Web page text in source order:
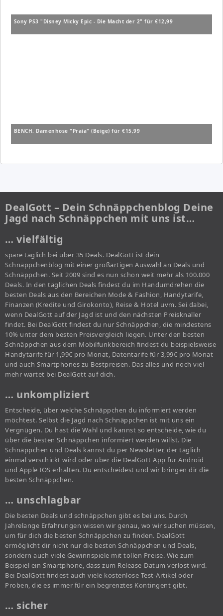
Sony PS3 "Disney Micky Epic - Die Macht der 2" für €12,99
BENCH. Damenhose "Praia" (Beige) für €15,99
DealGott – Dein Schnäppchenblog Deine
Jagd nach Schnäppchen mit uns ist…
… vielfältig
spare täglich bei über 35 Deals. DealGott ist dein
Schnäppchenblog mit einer großartigen Auswahl an Deals und
Schnäppchen. Seit 2009 sind es nun schon weit mehr als 100.000
Deals. In den täglichen Deals findest du im Handumdrehen die
besten Deals aus den Bereichen Mode & Fashion, Handytarife,
Finanzen (Kredite und Girokonto), Reise & Hotel uvm. Sei dabei,
wenn DealGott auf der Jagd ist und den nächsten Preisknaller
findet. Bei DealGott findest du nur Schnäppchen, die mindestens
10% unter dem besten Preisvergleich liegen. Unter den besten
Schnäppchen aus dem Mobilfunkbereich findest du beispielsweise
Handytarife für 1,99€ pro Monat, Datentarife für 3,99€ pro Monat
und auch Smartphones zu Bestpreisen. Das alles und noch viel
mehr wartet bei DealGott auf dich.
… unkompliziert
Entscheide, über welche Schnäppchen du informiert werden
möchtest. Selbst die Jagd nach Schnäppchen ist mit uns ein
Vergnügen. Du hast die Wahl und kannst so entscheide, wie du
über die besten Schnäppchen informiert werden willst. Die
Schnäppchen und Deals kannst du per Newsletter, der täglich
einmal verschickt wird oder über die DealGott App für Android
und Apple IOS erhalten. Du entscheidest und wir bringen dir die
besten Schnäppchen.
… unschlagbar
Die besten Deals und schnäppchen gibt es bei uns. Durch
Jahrelange Erfahrungen wissen wir genau, wo wir suchen müssen,
um für dich die besten Schnäppchen zu finden. DealGott
ermöglicht dir nicht nur die besten Schnäppchen und Deals,
sondern auch viele Gewinnspiele mit tollen Preise. Wie zum
Beispiel ein Smartphone, dass zum Release-Datum verlost wird.
Bei DealGott findest auch viele kostenlose Test-Artikel oder
Proben, die es immer für ein begrenztes Kontingent gibt.
… sicher